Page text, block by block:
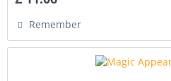
Remember